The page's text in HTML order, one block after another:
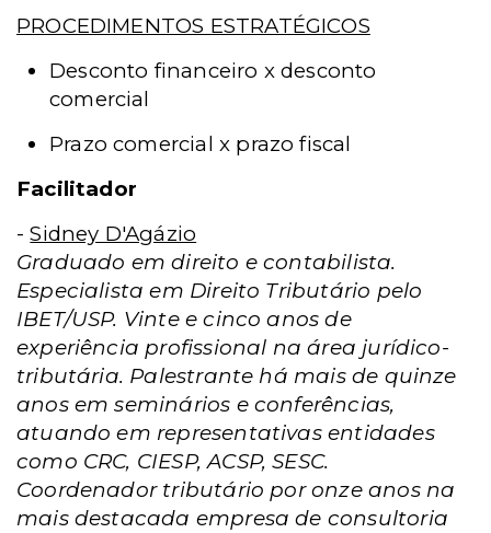
PROCEDIMENTOS ESTRATÉGICOS
Desconto financeiro x desconto
comercial
Prazo comercial x prazo fiscal
Facilitador
-Sidney D'Agázio
Graduado em direito e contabilista.
Especialista em Direito Tributário pelo
IBET/USP. Vinte e cinco anos de
experiência profissional na área jurídico-
tributária. Palestrante há mais de quinze
anos em seminários e conferências,
atuando em representativas entidades
como CRC, CIESP, ACSP, SESC.
Coordenador tributário por onze anos na
mais destacada empresa de consultoria